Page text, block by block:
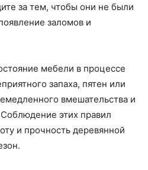
за тем, чтобы они не были
заломов и
мебели в процессе
запаха, пятен или
вмешательства и
этих правил
и прочность деревянной